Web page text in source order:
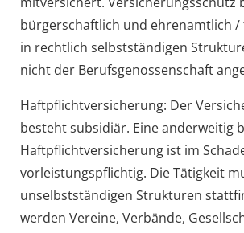
bürgerschaftlich und ehrenamtlich /
in rechtlich selbstständigen
nicht der Berufsgenossenschaft
Haftpflichtversicherung: Der
besteht subsidiär. Eine anderweitig
Haftpflichtversicherung ist im
vorleistungspflichtig. Die Tätigkeit
unselbstständigen Strukturen
werden Vereine, Verbände,